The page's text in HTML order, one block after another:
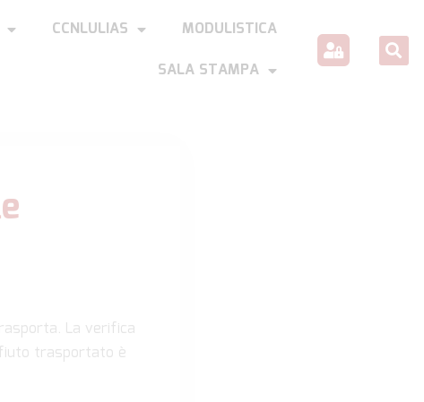
CCNLULIAS
MODULISTICA
SALA STAMPA
La verifica
trasportato è